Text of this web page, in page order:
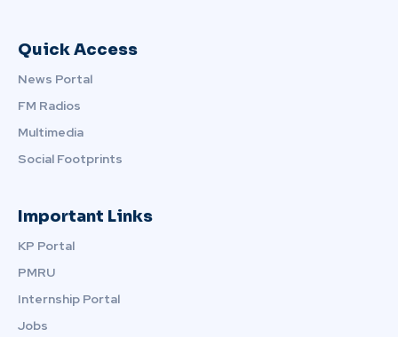
Quick Access
News Portal
FM Radios
Multimedia
Social Footprints
Important Links
KP Portal
PMRU
Internship Portal
Jobs